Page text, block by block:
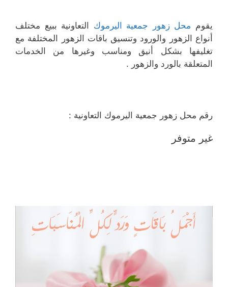
يقوم محل زهور جمعية اليرموك التعاونية ببيع مختلف
أنواع الزهور والورود وتنسيق باقات الزهور المختلفة مع
تغليفها بشكل أنيق ومناسب وغيرها من الخدمات
المتعلقة بالورد والزهور .
رقم محل زهور جمعية اليرموك التعاونية :
غير متوفر